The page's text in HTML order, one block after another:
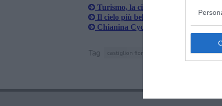
Turismo, la città etrusca ingrana la
Il cielo più bello d'Italia è alla
Chianina Cycle Maps, nuova guida
Tag castiglion fiorentino val di chiana